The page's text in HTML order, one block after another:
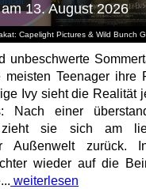
Capelight Pictures & Wild Bunch
13. August 2026
unbeschwerte
Teenager ihre
Ivy sieht die Realität
Nach einer
zieht sie sich am
Außenwelt zurück.
wieder auf die
weiterlesen